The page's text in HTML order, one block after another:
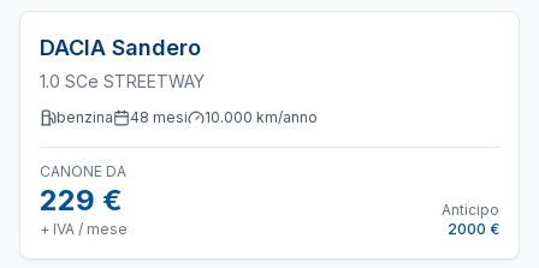
DACIA Sandero
1.0 SCe STREETWAY
benzina 48 mesi 10.000 km/anno
CANONE DA
229 €
+ IVA / mese
Anticipo
2000 €